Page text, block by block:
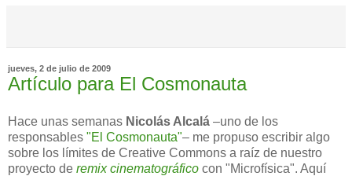
jueves, 2 de julio de 2009
Artículo para El Cosmonauta
Hace unas semanas Nicolás Alcalá –uno de los
responsables "El Cosmonauta"– me propuso escribir algo
sobre los límites de Creative Commons a raíz de nuestro
proyecto de remix cinematográfico con "Microfísica". Aquí